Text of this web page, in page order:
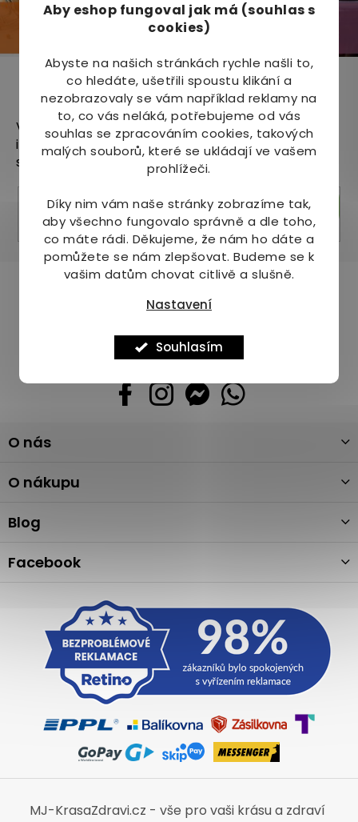
Aby eshop fungoval jak má (souhlas s
cookies)
Abyste na našich stránkách rychle našli to,
co hledáte, ušetřili spoustu klikání a
nezobrazovaly se vám například reklamy na
to, co vás neláká, potřebujeme od vás
souhlas se zpracováním cookies, takových
malých souborů, které se ukládají ve vašem
prohlížeči.
Díky nim vám naše stránky zobrazíme tak,
aby všechno fungovalo správně a dle toho,
co máte rádi. Děkujeme, že nám ho dáte a
pomůžete se nám zlepšovat. Budeme se k
vašim datům chovat citlivě a slušně.
Nastavení
Souhlasím
Odebírat newsletter
Vložte svůj e-mail a my vám budeme zasílat
informace o nových produktech na našem e-
shopu.
Přihlásit se
Pomůžeme vám s výběrem
Potřebujete s něčím poradit? Jsme tu pro vás!
+420 736 708 220
info@mj-krasazdravi.cz
á
a
O nás
O nákupu
Blog
Facebook
MJ-KrasaZdravi.cz - vše pro vaši krásu a zdraví